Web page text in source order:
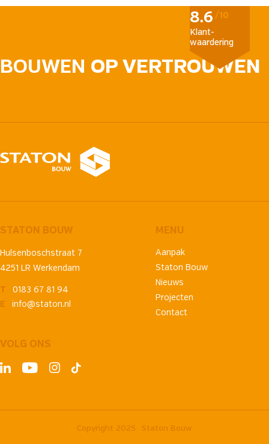
BOUWEN OP VERTROUWEN
8.6 /10
Klant­
waardering
STATON BOUW
Hulsenboschstraat 7
4251 LR Werkendam
T
0183 67 81 94
E
info@staton.nl
MENU
Aanpak
Staton Bouw
Nieuws
Projecten
Contact
VOLG ONS
Copyright 2025 Staton Bouw